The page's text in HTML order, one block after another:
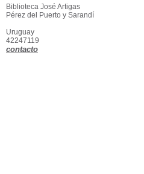
Biblioteca José Artigas
Pérez del Puerto y Sarandí
Uruguay
42247119
contacto